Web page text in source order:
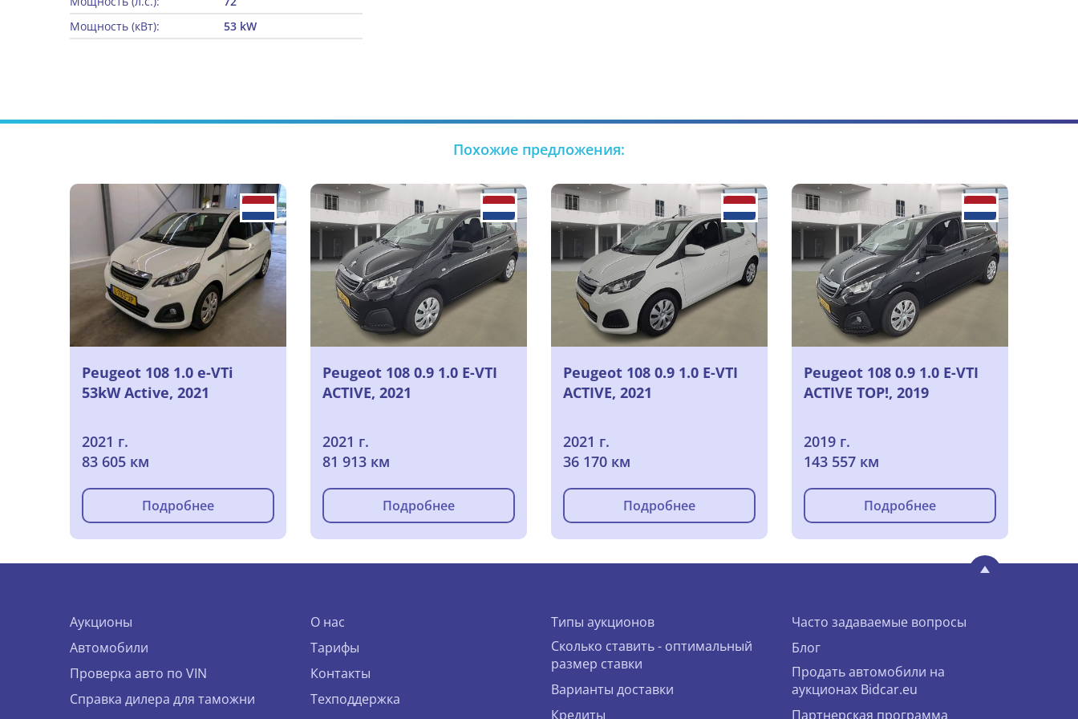
Мощность (кВт):
53 kW
Похожие предложения:
Peugeot 108 1.0 e-VTi
53kW Active, 2021
2021 г.
83 605 км
Подробнее
Peugeot 108 0.9 1.0 E-VTI
ACTIVE, 2021
2021 г.
81 913 км
Подробнее
Peugeot 108 0.9 1.0 E-VTI
ACTIVE, 2021
2021 г.
36 170 км
Подробнее
Peugeot 108 0.9 1.0 E-VTI
ACTIVE TOP!, 2019
2019 г.
143 557 км
Подробнее
Аукционы
Автомобили
Проверка авто по VIN
Справка дилера для таможни
О нас
Тарифы
Контакты
Техподдержка
Типы аукционов
Сколько ставить - оптимальный
размер ставки
Варианты доставки
Кредиты
Часто задаваемые вопросы
Блог
Продать автомобили на
аукционах Bidcar.eu
Партнерская программа